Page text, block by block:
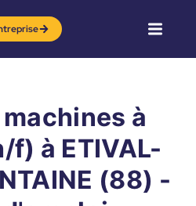
à
f) à ETIVAL-
(88) -